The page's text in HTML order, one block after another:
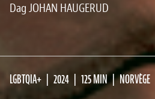
Dag JOHAN HAUGERUD
LGBTQIA+ 2024 125 MIN NORVÈGE